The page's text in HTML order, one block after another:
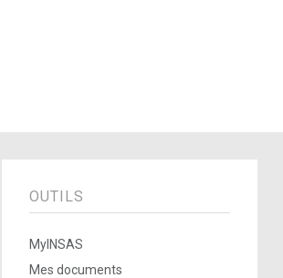
OUTILS
MyINSAS
Mes documents